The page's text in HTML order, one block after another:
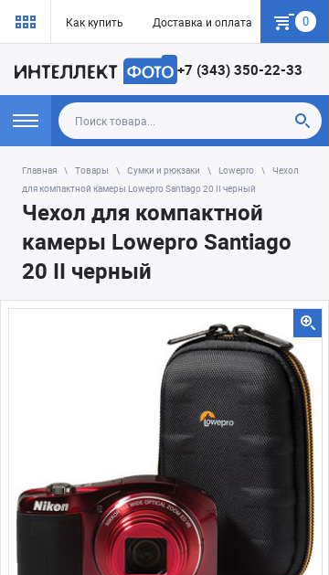
Как купить Доставка и оплата Гарантия
0
+7 (343) 350-22-33
Главная Товары Сумки и рюкзаки Lowepro
Чехол
для компактной камеры Lowepro Santiago 20 II черный
Чехол для компактной
камеры Lowepro Santiago
20 II черный